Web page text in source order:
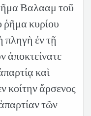
Βαλααμ τοῦ
ῥῆμα κυρίου
πληγὴ ἐν τῇ
ἀποκτείνατε
καὶ
κοίτην ἄρσενος
τῶν